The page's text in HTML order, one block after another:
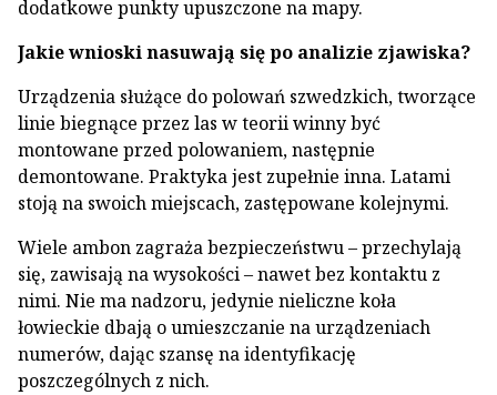
dodatkowe punkty upuszczone na mapy.
Jakie wnioski nasuwają się po analizie zjawiska?
Urządzenia służące do polowań szwedzkich, tworzące
linie biegnące przez las w teorii winny być
montowane przed polowaniem, następnie
demontowane. Praktyka jest zupełnie inna. Latami
stoją na swoich miejscach, zastępowane kolejnymi.
Wiele ambon zagraża bezpieczeństwu – przechylają
się, zawisają na wysokości – nawet bez kontaktu z
nimi. Nie ma nadzoru, jedynie nieliczne koła
łowieckie dbają o umieszczanie na urządzeniach
numerów, dając szansę na identyfikację
poszczególnych z nich.